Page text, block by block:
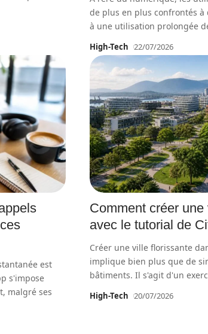
de plus en plus confrontés
à une utilisation prolongée
High-Tech 22/07/2026
est
s'impose
malgré ses
Comment créer
avec le tutorial de
Créer une ville florissante
implique bien plus que de
bâtiments. Il s'agit d'un
High-Tech 20/07/2026